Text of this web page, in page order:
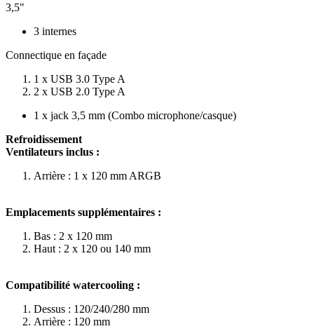
3,5"
3 internes
Connectique en façade
1 x USB 3.0 Type A
2 x USB 2.0 Type A
1 x jack 3,5 mm (Combo microphone/casque)
Refroidissement
Ventilateurs inclus :
Arrière : 1 x 120 mm ARGB
Emplacements supplémentaires :
Bas : 2 x 120 mm
Haut : 2 x 120 ou 140 mm
Compatibilité watercooling :
Dessus : 120/240/280 mm
Arrière : 120 mm